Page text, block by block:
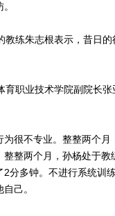
练朱志根表示，昔日的
职业技术学院副院长张
不专业。整整两个月
整两个月，孙杨处于教
分多钟。不进行系统训
己。